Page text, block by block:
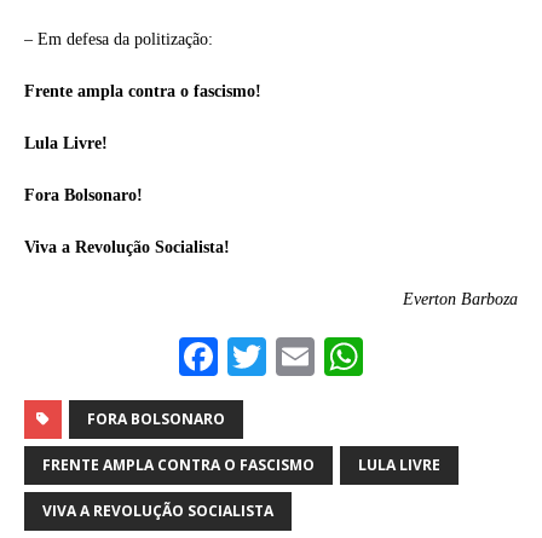
– Em defesa da politização:
Frente ampla contra o fascismo!
Lula Livre!
Fora Bolsonaro!
Viva a Revolução Socialista!
Everton Barboza
F
a
c
e
b
T
it
te
E
ai
l
at
s
FORA BOLSONARO
FRENTE AMPLA CONTRA O FASCISMO LULA LIVRE
VIVA A REVOLUÇÃO SOCIALISTA